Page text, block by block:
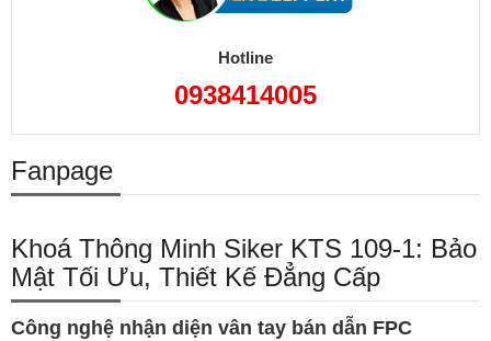
Hotline
0938414005
Fanpage
Khoá Thông Minh Siker KTS 109-1: Bảo
Mật Tối Ưu, Thiết Kế Đẳng Cấp
Công nghệ nhận diện vân tay bán dẫn FPC